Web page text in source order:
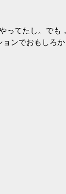
ってたし。でも，
ョンでおもしろか